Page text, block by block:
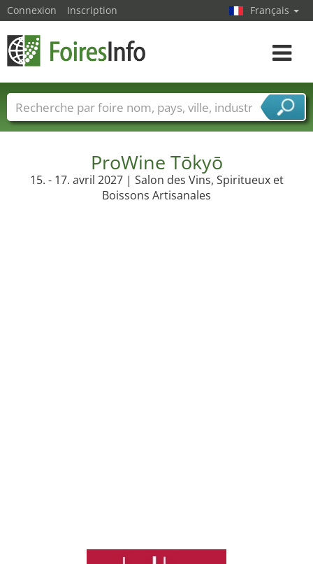
ProWine Tōkyō
15. - 17. avril 2027 | Salon des Vins, Spiritueux et
Boissons Artisanales
Connexion Inscription Français
Toggle
Foire noms Pays Villes
Secteurs de foire